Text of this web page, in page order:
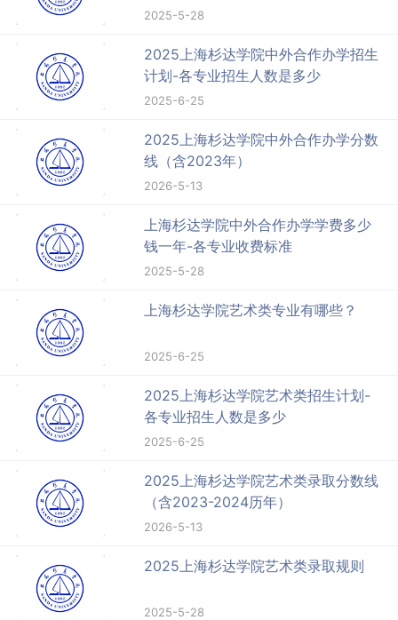
2025-5-28
2025上海杉达学院中外合作办学招生
计划-各专业招生人数是多少
2025-6-25
2025上海杉达学院中外合作办学分数
线（含2023年）
2026-5-13
上海杉达学院中外合作办学学费多少
钱一年-各专业收费标准
2025-5-28
上海杉达学院艺术类专业有哪些？
2025-6-25
2025上海杉达学院艺术类招生计划-
各专业招生人数是多少
2025-6-25
2025上海杉达学院艺术类录取分数线
（含2023-2024历年）
2026-5-13
2025上海杉达学院艺术类录取规则
2025-5-28